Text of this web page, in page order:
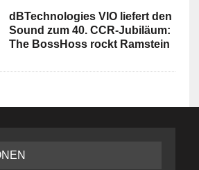
dBTechnologies VIO liefert den
Sound zum 40. CCR-Jubiläum:
The BossHoss rockt Ramstein